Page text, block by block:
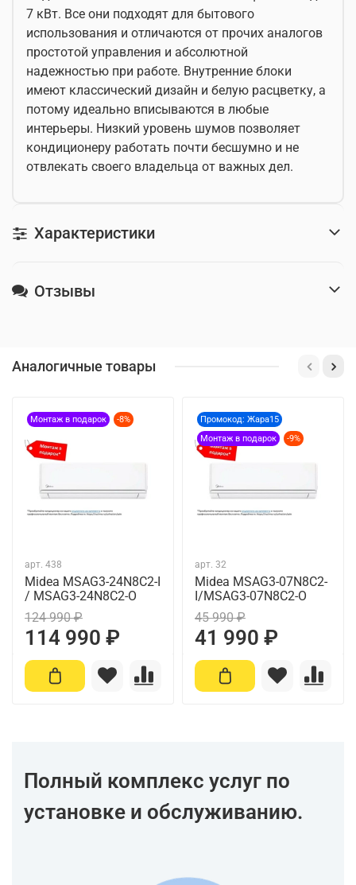
7 кВт. Все они подходят для бытового
использования и отличаются от прочих аналогов
простотой управления и абсолютной
надежностью при работе. Внутренние блоки
имеют классический дизайн и белую расцветку, а
потому идеально вписываются в любые
интерьеры. Низкий уровень шумов позволяет
кондиционеру работать почти бесшумно и не
отвлекать своего владельца от важных дел.
Характеристики
Отзывы
Аналогичные товары
Монтаж в подарок -8%
арт. 438
Midea MSAG3-24N8C2-I
/ MSAG3-24N8C2-O
124 990 ₽
114 990 ₽
Промокод: Жара15
Монтаж в подарок
-9%
арт. 32
Midea MSAG3-07N8C2-
I/MSAG3-07N8C2-O
45 990 ₽
41 990 ₽
Полный комплекс услуг по
установке и обслуживанию.